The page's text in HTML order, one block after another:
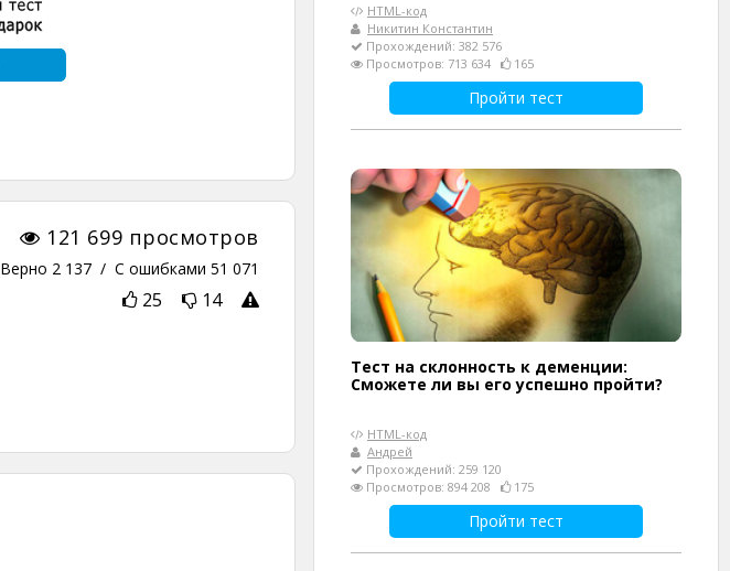
121 699 просмотров
Верно 2 137 / С ошибками 51 071
25 14
HTML-код
Никитин Константин
Прохождений: 382 576
Просмотров: 713 634
165
Пройти тест
Тест на склонность к деменции:
Сможете ли вы его успешно пройти?
HTML-код
Андрей
Прохождений: 259 120
Просмотров: 894 208
175
Пройти тест